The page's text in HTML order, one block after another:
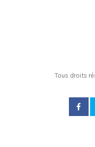
Tous droits